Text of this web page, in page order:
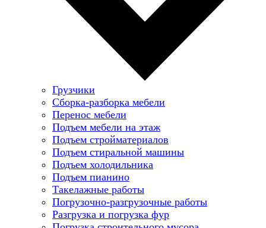
Грузчики
Сборка-разборка мебели
Перенос мебели
Подъем мебели на этаж
Подъем стройматериалов
Подъем стиральной машины
Подъем холодильника
Подъем пианино
Такелажные работы
Погрузочно-разгрузочные работы
Разгрузка и погрузка фур